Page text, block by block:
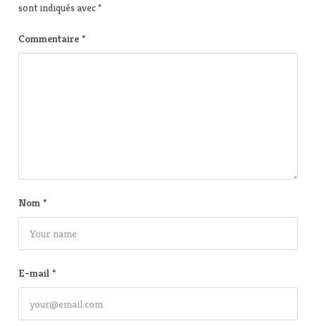
sont indiqués avec*
Commentaire *
Nom *
E-mail *